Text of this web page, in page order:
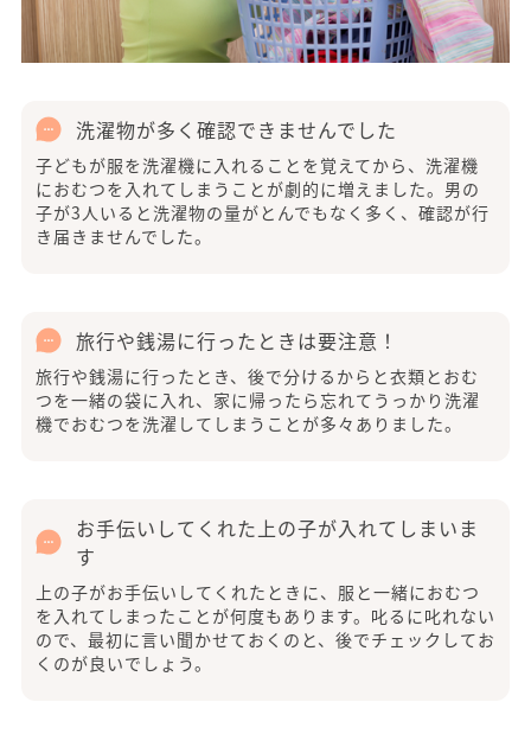
洗濯物が多く確認できませんでした
子どもが服を洗濯機に入れることを覚えてから、洗濯機
におむつを入れてしまうことが劇的に増えました。男の
子が3人いると洗濯物の量がとんでもなく多く、確認が行
き届きませんでした。
旅行や銭湯に行ったときは要注意！
旅行や銭湯に行ったとき、後で分けるからと衣類とおむ
つを一緒の袋に入れ、家に帰ったら忘れてうっかり洗濯
機でおむつを洗濯してしまうことが多々ありました。
お手伝いしてくれた上の子が入れてしまいま
す
上の子がお手伝いしてくれたときに、服と一緒におむつ
を入れてしまったことが何度もあります。叱るに叱れない
ので、最初に言い聞かせておくのと、後でチェックしてお
くのが良いでしょう。